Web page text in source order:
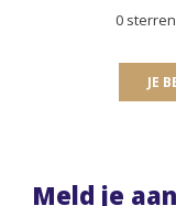
0
JE
Meld je